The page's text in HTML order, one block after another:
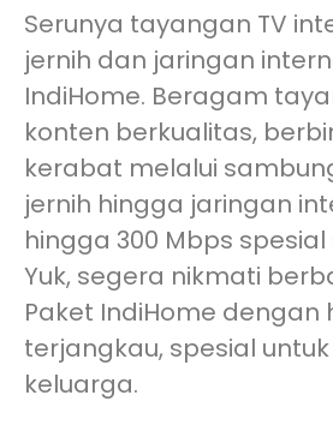
Serunya tayangan TV
jernih dan jaringan
IndiHome. Beragam
konten berkualitas,
kerabat melalui
jernih hingga jaringan
hingga 300 Mbps
Yuk, segera nikmati
Paket IndiHome dengan
terjangkau, spesial
keluarga.